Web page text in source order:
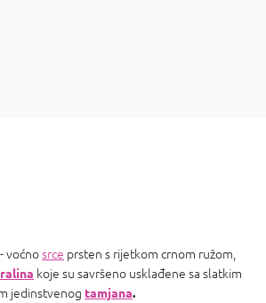
voćnosrce prsten s rijetkom crnom ružom,
koje su savršeno usklađene sa slatkim
jedinstvenog tamjana.